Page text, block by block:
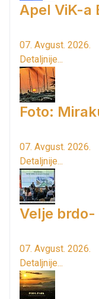
Apel ViK-a
07. Avgust. 2026.
Detaljnije...
Foto:
07. Avgust. 2026.
Detaljnije...
Velje
07. Avgust. 2026.
Detaljnije...